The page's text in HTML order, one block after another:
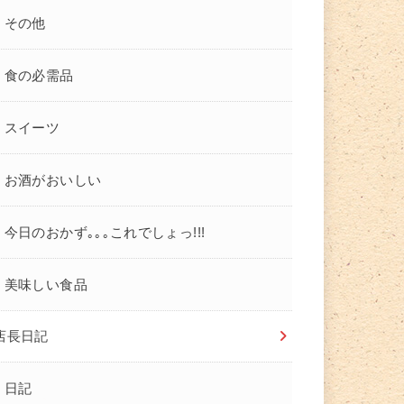
その他
食の必需品
スイーツ
お酒がおいしい
今日のおかず｡｡｡これでしょっ!!!
美味しい食品
長日記
日記